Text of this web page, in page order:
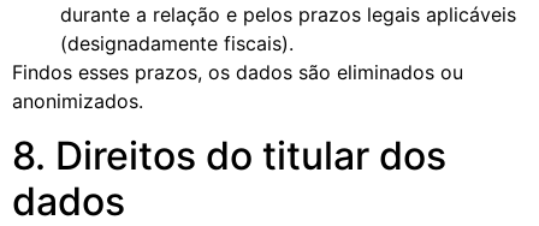
durante a relação e pelos prazos legais aplicáveis
(designadamente fiscais).
Findos esses prazos, os dados são eliminados ou
anonimizados.
8. Direitos do titular dos
dados